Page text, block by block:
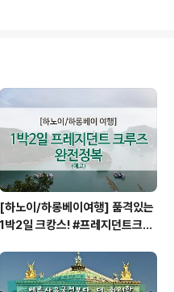
로 주위의
스트'가 되었
왕궁과 역사
지로써, 주
.빛나는 '..
[하노이/하롱베이여행] 품격있는
1박2일 크캉스! #프레지던트크루